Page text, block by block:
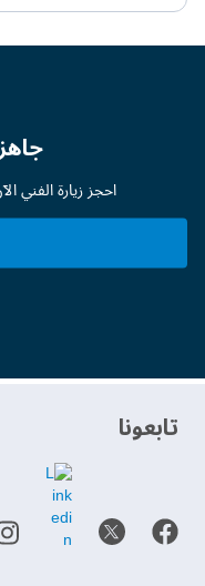
احجز زيارة الفني
‫تابعونا‬